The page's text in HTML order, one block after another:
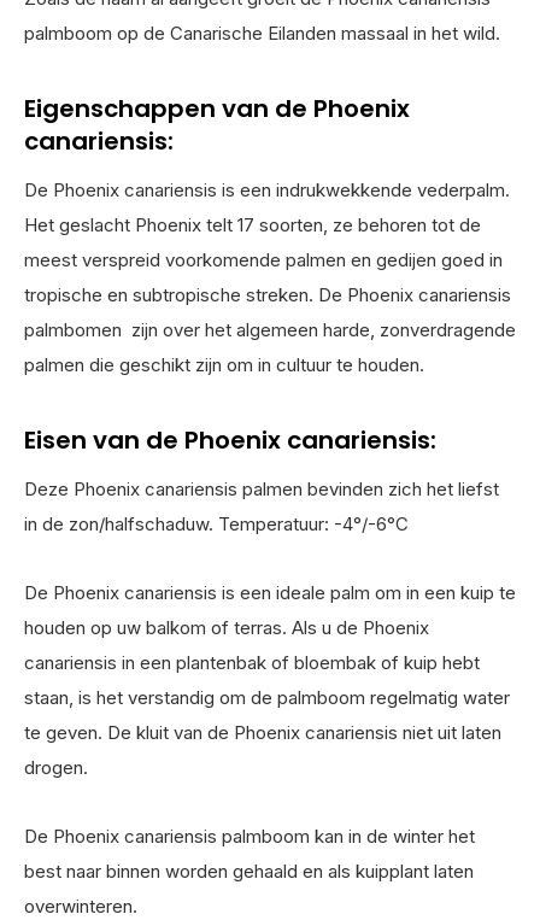
palmboom op de Canarische Eilanden massaal in het wild.
Eigenschappen van de Phoenix
canariensis:
De Phoenix canariensis is een indrukwekkende vederpalm.
Het geslacht Phoenix telt 17 soorten, ze behoren tot de
meest verspreid voorkomende palmen en gedijen goed in
tropische en subtropische streken. De Phoenix canariensis
palmbomen zijn over het algemeen harde, zonverdragende
palmen die geschikt zijn om in cultuur te houden.
Eisen van de Phoenix canariensis:
Deze Phoenix canariensis palmen bevinden zich het liefst
in de zon/halfschaduw. Temperatuur: -4°/-6°C
De Phoenix canariensis is een ideale palm om in een kuip te
houden op uw balkom of terras. Als u de Phoenix
canariensis in een plantenbak of bloembak of kuip hebt
staan, is het verstandig om de palmboom regelmatig water
te geven. De kluit van de Phoenix canariensis niet uit laten
drogen.
De Phoenix canariensis palmboom kan in de winter het
best naar binnen worden gehaald en als kuipplant laten
overwinteren.